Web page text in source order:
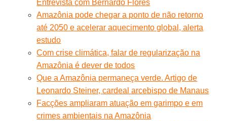
Entrevista com Bernardo Flores
Amazônia pode chegar a ponto de não retorno
até 2050 e acelerar aquecimento global, alerta
estudo
Com crise climática, falar de regularização na
Amazônia é dever de todos
Que a Amazônia permaneça verde. Artigo de
Leonardo Steiner, cardeal arcebispo de Manaus
Facções ampliaram atuação em garimpo e em
crimes ambientais na Amazônia